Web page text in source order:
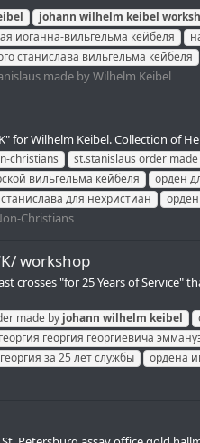
johann wilhelm keibel
иоганна-вильгельма кейбеля
станислава вильгельма кейбеля
made by Wilhelm Keibel
for Wilhelm Keibel. Collection of
christians st.stanislaus order
вильгельма кейбеля
орден
для нехристиан
Christians
workshop
crosses "for 25 Years of Service"
made by johann wilhelm keibel
георгия георгиевича
за 25 лет службы
ордена